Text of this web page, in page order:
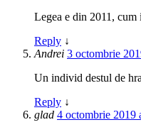
Legea e din 2011, cum
Reply ↓
Andrei 3 octombrie
Un individ destul de
Reply ↓
glad 4 octombrie 2019